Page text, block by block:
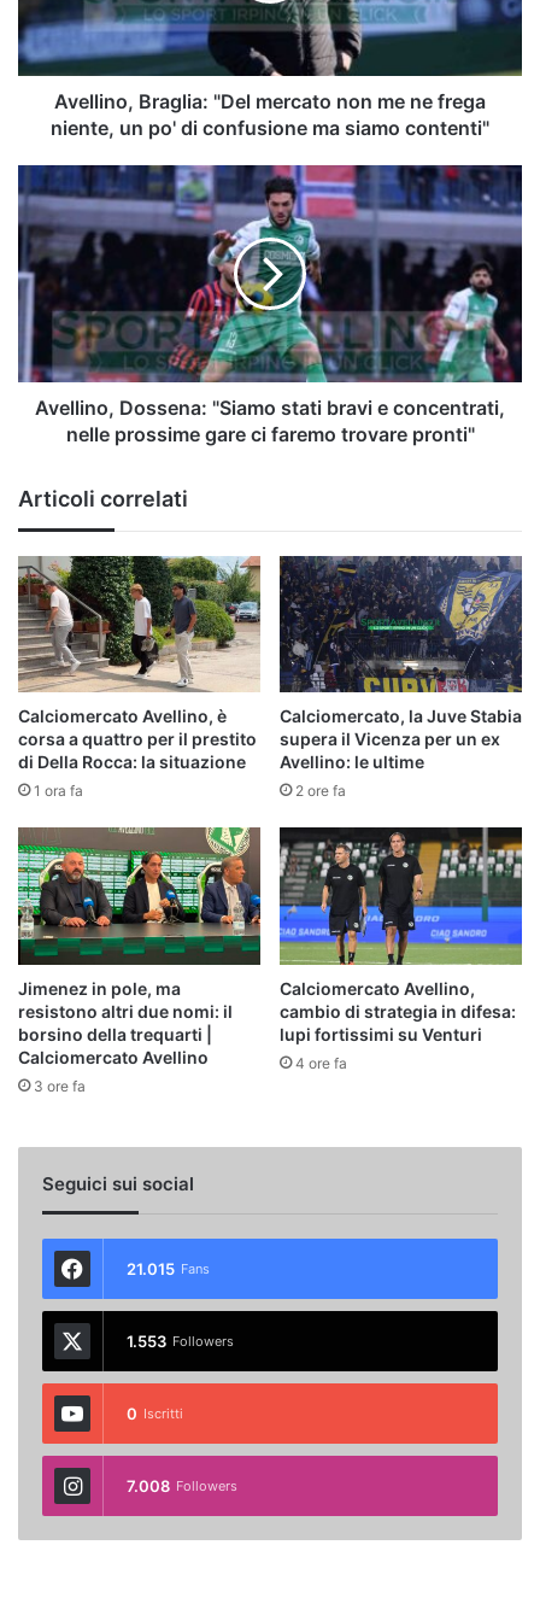
ne
frega
niente,
confusione
ma
siamo
contenti"
Avellino, Braglia: "Del mercato non me ne frega
niente, un po' di confusione ma siamo contenti"
Avellino,
Dossena:
"Siamo
stati
bravi
e
concentrati,
prossime
gare
pronti"
Avellino, Dossena: "Siamo stati bravi e concentrati,
nelle prossime gare ci faremo trovare pronti"
Articoli correlati
Calciomercato Avellino, è
corsa a quattro per il prestito
di Della Rocca: la situazione
1 ora fa
Calciomercato, la Juve Stabia
supera il Vicenza per un ex
Avellino: le ultime
2 ore fa
Jimenez in pole, ma
resistono altri due nomi: il
borsino della trequarti |
Calciomercato Avellino
3 ore fa
Calciomercato Avellino,
cambio di strategia in difesa:
lupi fortissimi su Venturi
4 ore fa
Seguici sui social
21.015 Fans
1.553 Followers
0 Iscritti
7.008 Followers